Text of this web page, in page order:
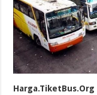
Harga.TiketBus.Org